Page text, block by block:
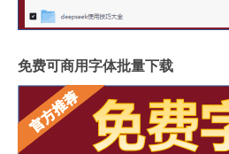
免费可商用字体批量下载